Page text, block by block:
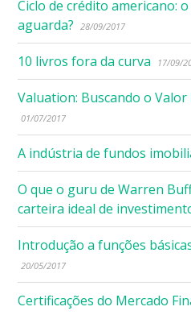
Ciclo de crédito americano:
aguarda?
28/09/2017
10 livros fora da curva 17/09/
Valuation: Buscando o
01/07/2017
A indústria de fundos
O que o guru de Warren
carteira ideal de
Introdução a funções
20/05/2017
Certificações do Mercado